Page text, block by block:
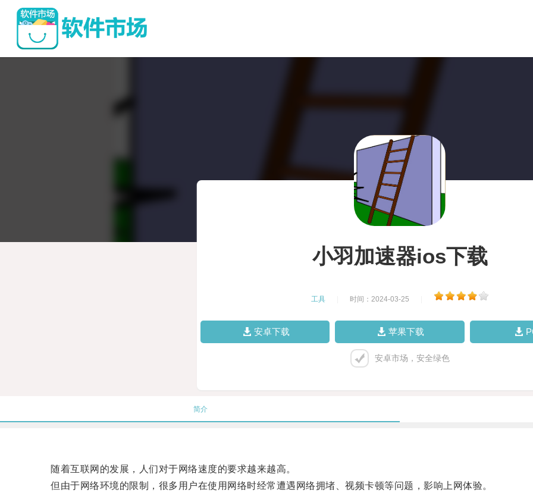
小羽加速器ios下载
工具 时间：2024-03-25
安卓下载 苹果下载
安卓市场，安全绿色
简介
随着互联网的发展，人们对于网络速度的要求越来越高。
但由于网络环境的限制，很多用户在使用网络时经常遭遇网络拥堵、视频卡顿等问题，影响上网体验。